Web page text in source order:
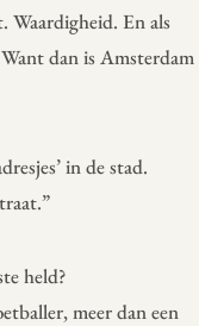
Waardigheid. En als
dan is Amsterdam
in de stad.
held?
meer dan een